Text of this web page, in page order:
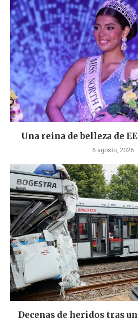
Una reina de belleza de
6 agosto, 2026
Decenas de heridos tras